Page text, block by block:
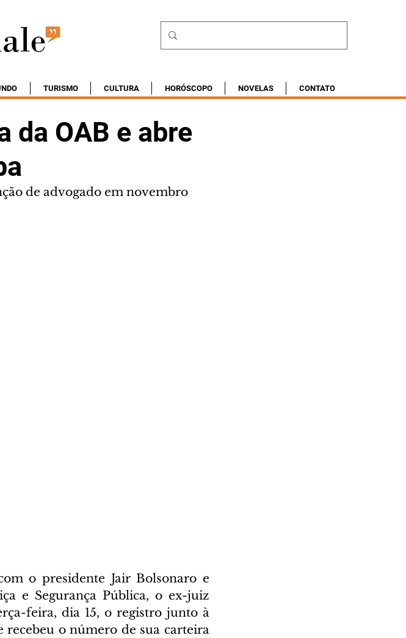
TURISMO CULTURA HORÓSCOPO NOVELAS CONTATO
da OAB e abre
de advogado em novembro
o presidente Jair Bolsonaro e
e Segurança Pública, o ex-juiz
feira, dia 15, o registro junto à
recebeu o número de sua carteira